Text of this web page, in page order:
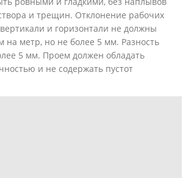
и трещин. Отклонение рабочих
и горизонтали не должны
на метр, но не более 5 мм. Разность
5 мм. Проем должен обладать
и не содержать пустот